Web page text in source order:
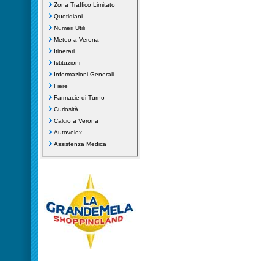
Zona Traffico Limitato
Quotidiani
Numeri Utili
Meteo a Verona
Itinerari
Istituzioni
Informazioni Generali
Fiere
Farmacie di Turno
Curiosità
Calcio a Verona
Autovelox
Assistenza Medica